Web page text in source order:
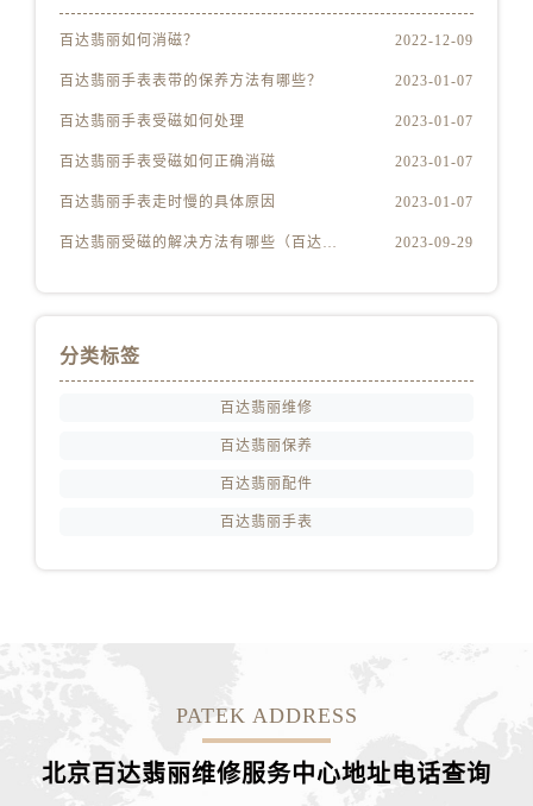
百达翡丽如何消磁？ 2022-12-09
百达翡丽手表表带的保养方法有哪些？ 2023-01-07
百达翡丽手表受磁如何处理 2023-01-07
百达翡丽手表受磁如何正确消磁 2023-01-07
百达翡丽手表走时慢的具体原因 2023-01-07
百达翡丽受磁的解决方法有哪些（百达翡丽受磁解决方法是什么） 2023-09-29
分类标签
百达翡丽维修
百达翡丽保养
百达翡丽配件
百达翡丽手表
PATEK ADDRESS
北京百达翡丽维修服务中心地址电话查询